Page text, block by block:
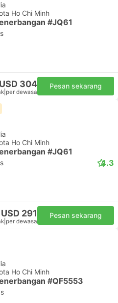
Ho Chi Minh
#JQ61
USD 304
per dewasa
Pesan sekarang
Ho Chi Minh
#JQ61
4.3
USD 291
per dewasa
Pesan sekarang
Ho Chi Minh
#QF5553